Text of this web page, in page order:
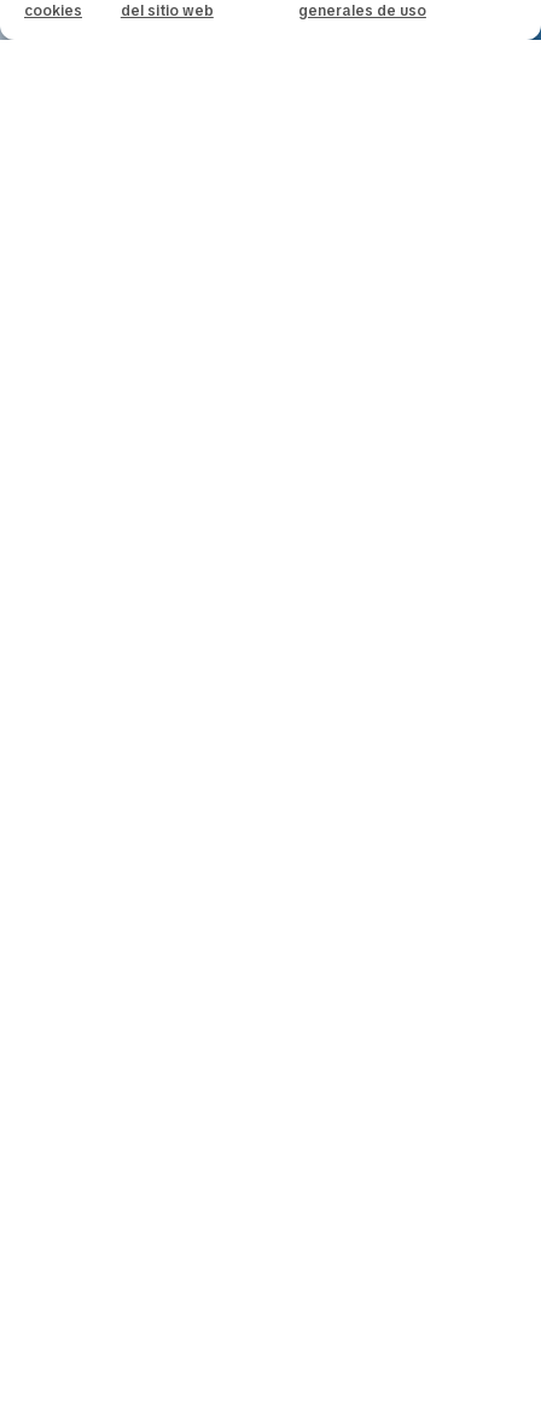
cookies
del sitio web
generales de uso